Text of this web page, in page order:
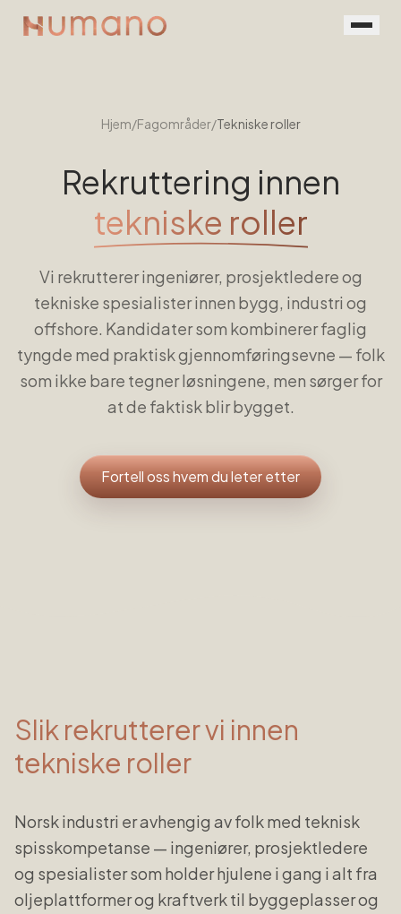
Menneskene
Book en prat
Hjem/Fagområder/Tekniske roller
Rekruttering innen
tekniske roller
Vi rekrutterer ingeniører, prosjektledere og
tekniske spesialister innen bygg, industri og
offshore. Kandidater som kombinerer faglig
tyngde med praktisk gjennomføringsevne — folk
som ikke bare tegner løsningene, men sørger for
at de faktisk blir bygget.
Fortell oss hvem du leter etter
Slik rekrutterer vi innen
tekniske roller
Norsk industri er avhengig av folk med teknisk
spisskompetanse — ingeniører, prosjektledere
og spesialister som holder hjulene i gang i alt fra
oljeplattformer og kraftverk til byggeplasser og